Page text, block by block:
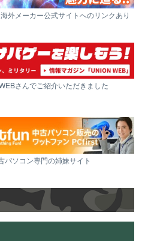
海外メーカー公式サイトへのリンクあり
さんでご紹介いただきました
パソコン専門の姉妹サイト